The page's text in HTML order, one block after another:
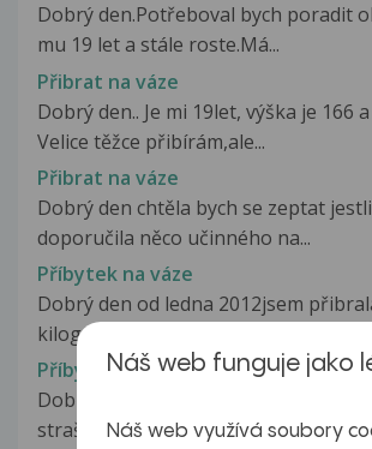
Dobrý den.Potřeboval bych poradit
mu 19 let a stále roste.Má...
Přibrat na váze
Dobrý den.. Je mi 19let, výška je 166
Velice těžce přibírám,ale...
Přibrat na váze
Dobrý den chtěla bych se zeptat
doporučila něco učinného na...
Příbytek na váze
Dobrý den od ledna 2012jsem
kilogramů.Byla jsem na vyšetření...
Příbytek na váze
Dobrý den mám prosbu.Od ledna
strašně rychle přibrala na
Náš web funguje jako
Náš web využívá soubory